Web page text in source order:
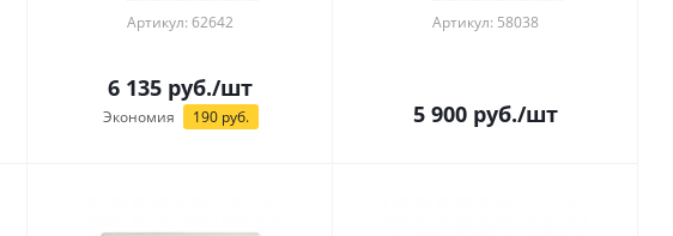
Артикул: 62642
6 135 руб./шт
Экономия 190руб.
Артикул: 58038
5 900 руб./шт